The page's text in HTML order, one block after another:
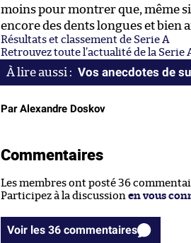
moins pour montrer que, même
encore des dents longues et bien
Résultats et classement de Serie A
Retrouvez toute l’actualité de la Serie
Vos anecdotes de
Par Alexandre Doskov
Commentaires
Les membres ont posté 36
Participez à la discussion en vous
Voir les 36 commentaires